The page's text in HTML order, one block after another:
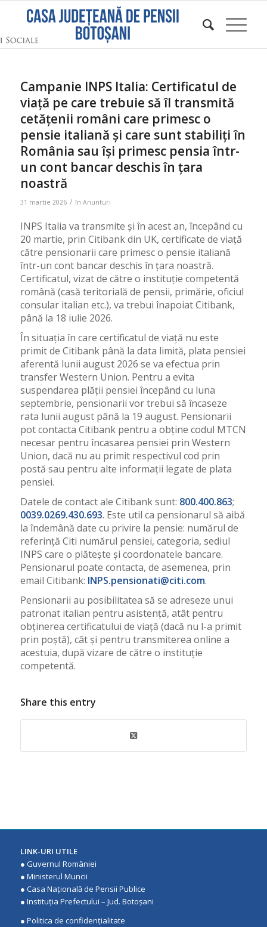
Campanie INPS Italia: Certificatul de
viață pe care trebuie să îl transmită
cetățenii români care primesc o
pensie italiană și care sunt stabiliți în
România sau își primesc pensia într-
un cont bancar deschis în țara
noastră
31 martie 2026 / în Anunturi
INPS Italia va transmite și în acest an, începând cu
20 martie, prin Citibank din UK, certificate de viață
către pensionarii care primesc o pensie italiană
într-un cont bancar deschis în țara noastră.
Certificatul, vizat de către o instituție competentă
română (casă teritorială de pensii, primărie, oficiul
consular italian etc.), va trebui înapoiat Citibank,
până la 18 iulie 2026.
În situația în care certificatul de viață nu este
primit de Citibank până la data limită, plata pensiei
aferentă lunii august 2026 se va efectua prin
transfer Western Union. Pentru a evita
suspendarea plății pensiei începând cu luna
septembrie, pensionarii vor trebui să încaseze
rata lunii august până la 19 august. Pensionarii
pot contacta Citibank pentru a obține codul MTCN
necesar pentru încasarea pensiei prin Western
Union, dacă nu au primit respectivul cod prin
postă sau pentru alte informații legate de plata
pensiei.
Datele de contact ale Citibank sunt: 800.400.863;
0039.0269.430.693. Este util ca pensionarul să aibă
la îndemână date cu privire la pensie: numărul de
referință Citi numărul pensiei, categoria, sediul
INPS care o plătește și coordonatele bancare.
Pensionarul poate contacta, de asemenea, prin
email Citibank: INPS.pensionati@citi.com.
Pensionarii au posibilitatea să se adreseze unui
patronat italian pentru asistență, atât pentru
obținerea certificatului de viață (dacă nu l-a primit
prin poștă), cât și pentru transmiterea online a
acestuia, după vizare de către o instituție
competentă.
Share this entry
LINK-URI UTILE
● Guvernul României
● Ministerul Muncii
● Casa Națională de Pensii Publice
● Instituţia Prefectului – Jud. Botoşani
● Politica de confidenţialitate